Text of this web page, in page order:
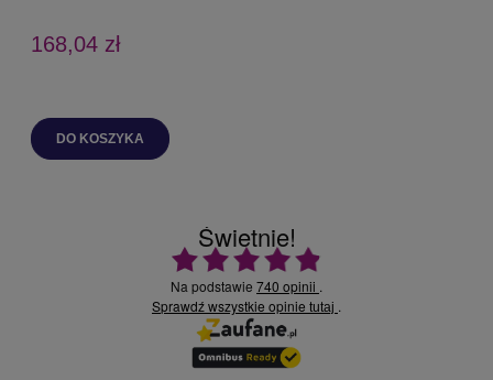
168,04 zł
DO KOSZYKA
Świetnie!
Ocena średnia 4.9 na 5
Na podstawie 740 opinii .
Sprawdź wszystkie opinie tutaj .